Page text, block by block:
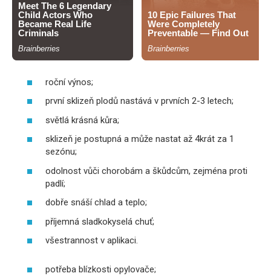
roční výnos;
první sklizeň plodů nastává v prvních 2-3 letech;
světlá krásná kůra;
sklizeň je postupná a může nastat až 4krát za 1
sezónu;
odolnost vůči chorobám a škůdcům, zejména proti
padlí;
dobře snáší chlad a teplo;
příjemná sladkokyselá chuť;
všestrannost v aplikaci.
potřeba blízkosti opylovače;